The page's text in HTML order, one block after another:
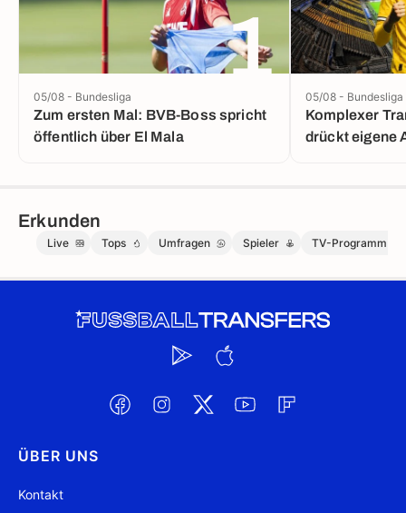
1
Zum ersten Mal: BVB-Boss spricht
öffentlich über El Mala
05/08 - Bundesliga
Komplexer
drückt eigene
05/08 - Bundesliga
Erkunden
Live Tops Umfragen Spieler TV-Programm
ÜBER UNS
Kontakt